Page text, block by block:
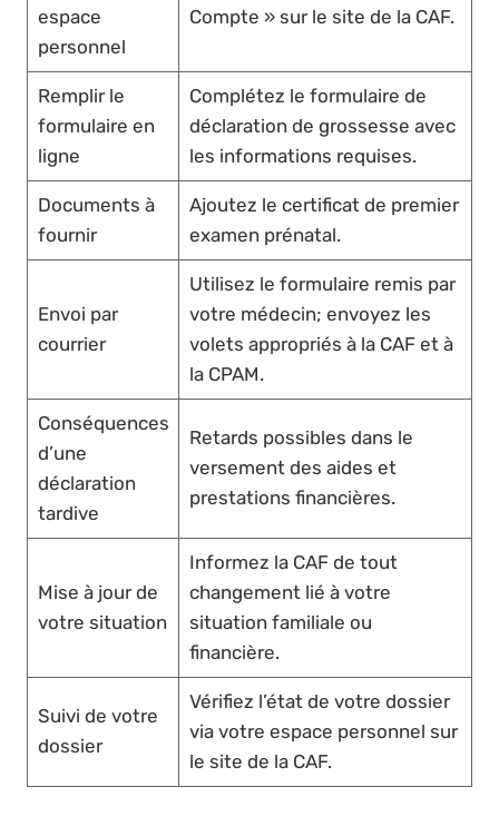
espace
personnel
Compte » sur le site de la CAF.
Remplir le
formulaire en
ligne
Complétez le formulaire de
déclaration de grossesse avec
les informations requises.
Documents à
fournir
Ajoutez le certificat de premier
examen prénatal.
Envoi par
courrier
Utilisez le formulaire remis par
votre médecin; envoyez les
volets appropriés à la CAF et à
la CPAM.
Conséquences
d’une
déclaration
tardive
Retards possibles dans le
versement des aides et
prestations financières.
Mise à jour de
votre situation
Informez la CAF de tout
changement lié à votre
situation familiale ou
financière.
Suivi de votre
dossier
Vérifiez l’état de votre dossier
via votre espace personnel sur
le site de la CAF.